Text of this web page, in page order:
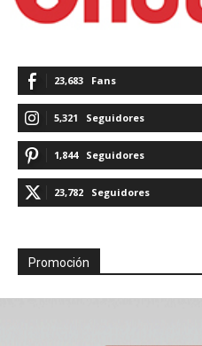
23,683 Fans
5,321 Seguidores
1,844 Seguidores
23,782 Seguidores
Promoción